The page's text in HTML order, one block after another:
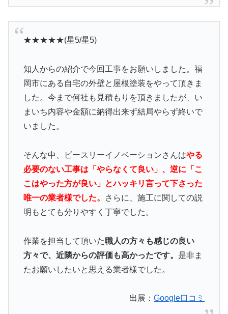
★★★★★(星5/星5)
知人からの紹介で今回工事をお願いしました。福
岡市にある自宅の外壁と屋根塗装をやって頂きま
した。今まで何社も見積もりを頂きましたが、い
まいち内容や金額に納得出来ず結局やらず終いで
いました。
そんな中、ビースリーイノベーションさんはやる
必要のない工事は「やらなくて良い」、逆に「こ
こはやった方が良い」とハッキリ言って下さった
唯一の業者様でした。
さらに、施工に関しての説
明もとても分りやすく丁寧でした。
作業を担当して頂いた職人の方々も感じの良い
方々で、近隣からの評価も高かったです。 是非ま
たお願いしたいと思える業者様でした。
出展：Google口コミ